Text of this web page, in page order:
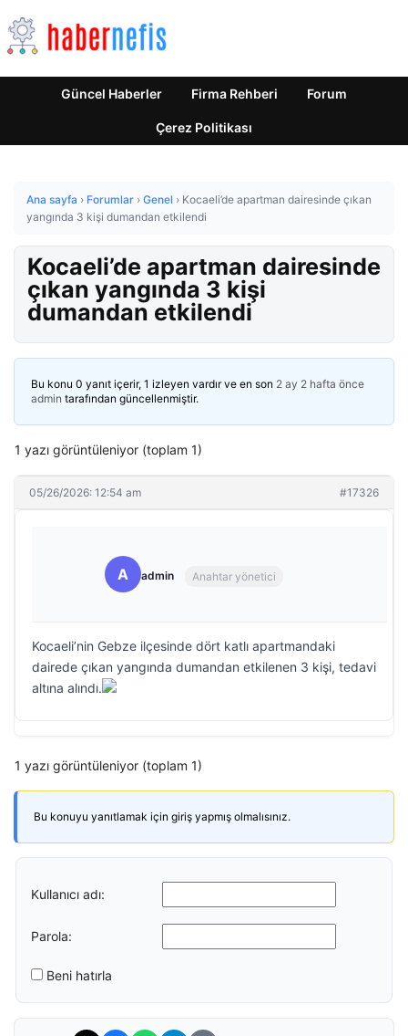
Güncel Haberler Firma Rehberi Forum
Çerez Politikası
Ana sayfa › Forumlar › Genel › Kocaeli’de apartman dairesinde çıkan
yangında 3 kişi dumandan etkilendi
Kocaeli’de apartman dairesinde
çıkan yangında 3 kişi
dumandan etkilendi
Bu konu 0 yanıt içerir, 1 izleyen vardır ve en son 2 ay 2 hafta önce
admin tarafından güncellenmiştir.
1 yazı görüntüleniyor (toplam 1)
05/26/2026: 12:54 am #17326
A admin Anahtar yönetici
Kocaeli’nin Gebze ilçesinde dört katlı apartmandaki
dairede çıkan yangında dumandan etkilenen 3 kişi, tedavi
altına alındı.
1 yazı görüntüleniyor (toplam 1)
Bu konuyu yanıtlamak için giriş yapmış olmalısınız.
Kullanıcı adı:
Parola:
Beni hatırla